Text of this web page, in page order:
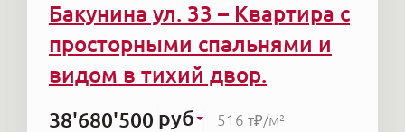
Бакунина ул. 33 – Квартира с
просторными спальнями и
видом в тихий двор.
38'680'500 руб 516 т₽/м²